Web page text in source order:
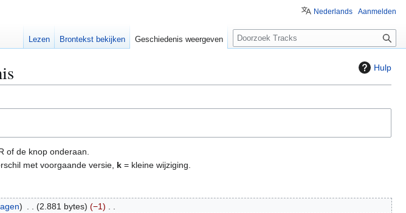
Hulp
of de knop onderaan.
met voorgaande versie, k = kleine wijziging.
2.881 bytes
−1
Nederlands Aanmelden
Lezen Brontekst bekijken Geschiedenis weergeven
Z
o
e